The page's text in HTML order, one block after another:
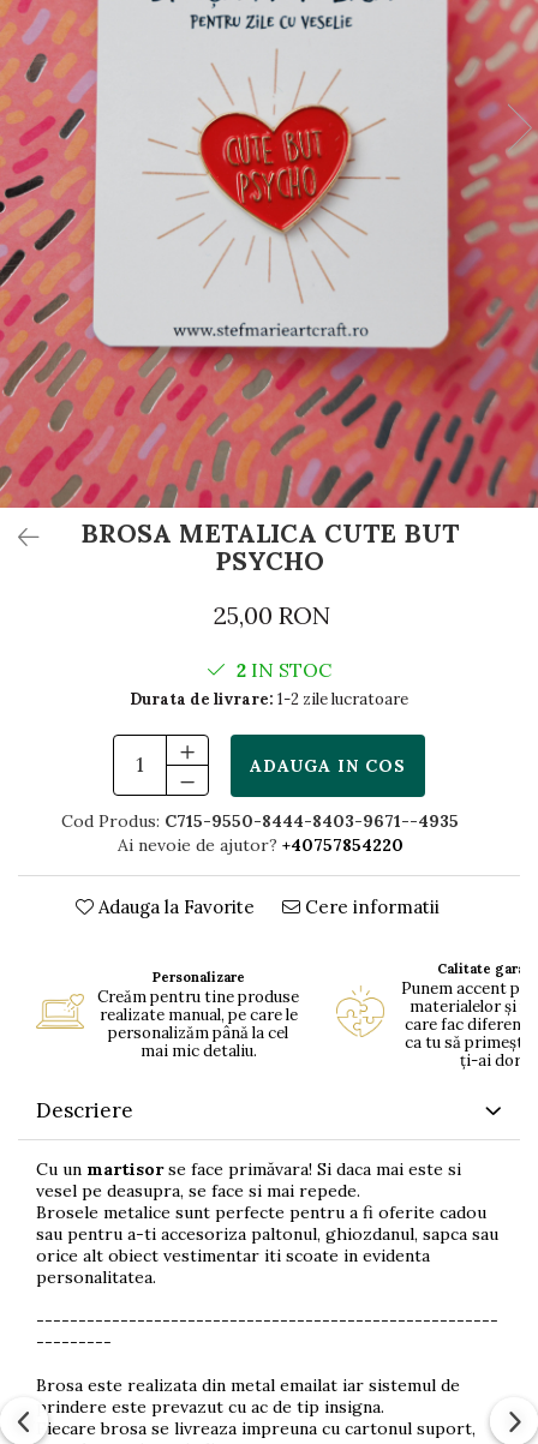
Plicuri pentru bani Botez
Accesorii și decor botez
Lumânări botez
Mărturii botez
Pahare botez
Toppers Candy bar
Trusouri botez
Etichete marturii botez
BROSA METALICA CUTE BUT
PSYCHO
25,00 RON
2 IN STOC
Durata de livrare: 1-2 zile lucratoare
ADAUGA IN COS
Cod Produs: C715-9550-8444-8403-9671--4935
Ai nevoie de ajutor? +40757854220
Adauga la Favorite Cere informatii
Personalizare
Creăm pentru tine produse
realizate manual, pe care le
personalizăm până la cel
mai mic detaliu.
Calitate
Punem accent pe
materialelor și
care fac
ca tu să primești
ți-ai dorit.
Descriere
Cu un martisorse face primăvara! Si daca mai este si
vesel pe deasupra, se face si mai repede.
Brosele metalice sunt perfecte pentru a fi oferite cadou
sau pentru a-ti accesoriza paltonul, ghiozdanul, sapca sau
orice alt obiect vestimentar iti scoate in evidenta
personalitatea.
-------------------------------------------------------
---------
Brosa este realizata din metal emailat iar sistemul de
prindere este prevazut cu ac de tip insigna.
Fiecare brosa se livreaza impreuna cu cartonul suport,